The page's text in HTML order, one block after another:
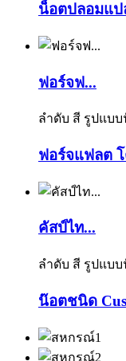
น็อตปลอมแป
ฟอร์จฟ...
ลำดับ สี รูปแบ
ฟอร์จแฟลต
คัสป์ไท...
ลำดับ สี รูปแบ
น๊อตชนิด